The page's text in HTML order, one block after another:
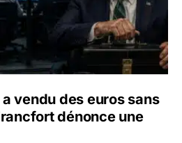
vendu des euros sans
dénonce une